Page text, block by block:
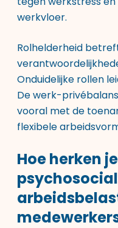
werkvloer.
Rolhelderheid
Onduidelijke rollen
De werk-
vooral met de
flexibele
Hoe herken